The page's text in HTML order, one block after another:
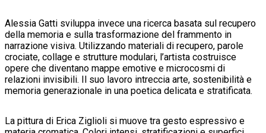
Alessia Gatti sviluppa invece una ricerca basata sul recupero
della memoria e sulla trasformazione del frammento in
narrazione visiva. Utilizzando materiali di recupero, parole
crociate, collage e strutture modulari, l’artista costruisce
opere che diventano mappe emotive e microcosmi di
relazioni invisibili. Il suo lavoro intreccia arte, sostenibilità e
memoria generazionale in una poetica delicata e stratificata.
La pittura di Erica Ziglioli si muove tra gesto espressivo e